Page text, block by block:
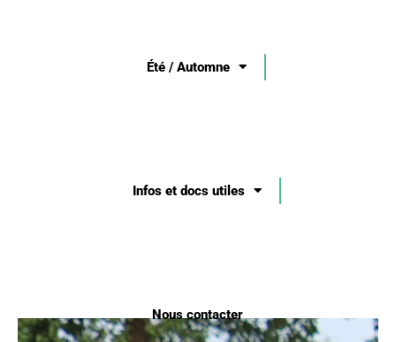
Été / Automne
Infos et docs utiles
Nous contacter